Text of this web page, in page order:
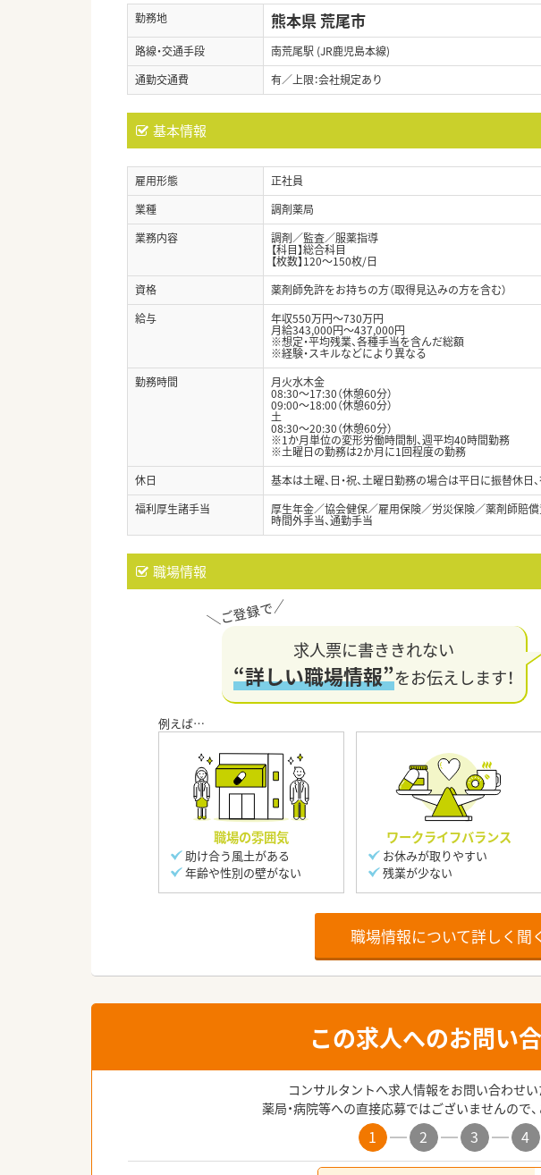
勤務地 熊本県 荒尾市
路線・交通手段
南荒尾駅 (JR鹿児島本線)
通勤交通費
有／上限：会社規定あり
基本情報
雇用形態
正社員
業種
調剤薬局
業務内容
調剤／監査／服薬指導
【科目】総合科目
【枚数】120～150枚/日
資格
薬剤師免許をお持ちの方（取得見込みの方を含む）
給与
年収550万円～730万円
月給343,000円～437,000円
※想定・平均残業、各種手当を含んだ総額
※経験・スキルなどにより異なる
勤務時間
月火水木金
08:30～17:30（休憩60分）
09:00～18:00（休憩60分）
土
08:30～20:30（休憩60分）
※1か月単位の変形労働時間制、週平均40時間勤務
※土曜日の勤務は2か月に1回程度の勤務
休日
基本は土曜、日・祝、土曜日勤務の場合は平日に振替休
福利厚生諸手当
厚生年金／協会健保／雇用保険／労災保険／薬剤師賠
時間外手当、通勤手当
職場情報
求人票に書ききれない
“詳しい職場情報”をお伝えします！
職場の雰囲気
助け合う風土がある
年齢や性別の壁がない
ワークライフバランス
お休みが取りやすい
残業が少ない
職場情報について詳しく聞
この求人へのお問い
コンサルタントへ求人情報をお問い合わせい
薬局・病院等への直接応募ではございませんので、
1 2 3 4